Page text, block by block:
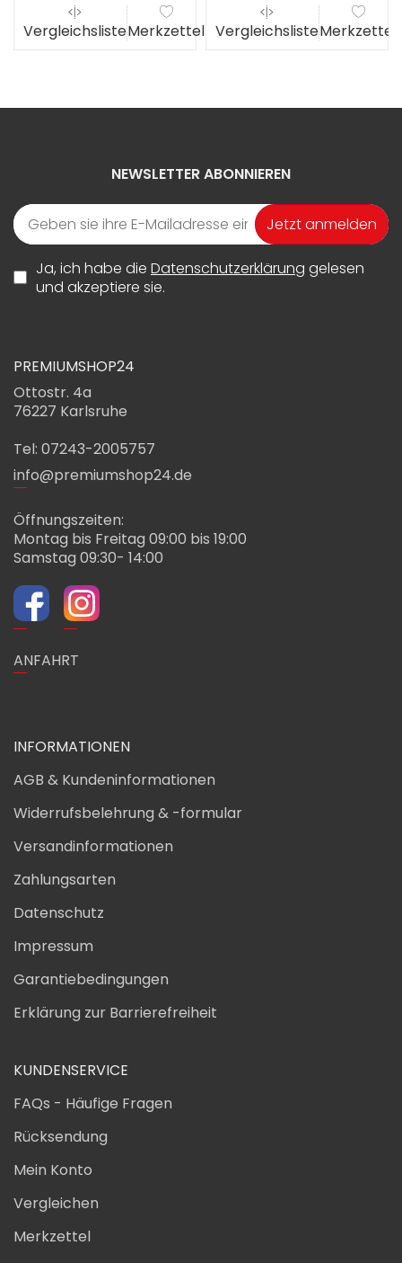
VergleichslisteMerkzettel VergleichslisteMerkzettel
NEWSLETTER ABONNIEREN
Jetzt anmelden
Ja, ich habe die Datenschutzerklärung gelesen
und akzeptiere sie.
PREMIUMSHOP24
Ottostr. 4a
76227 Karlsruhe
Tel: 07243-2005757
info@premiumshop24.de
Öffnungszeiten:
Montag bis Freitag 09:00 bis 19:00
Samstag 09:30- 14:00
ANFAHRT
INFORMATIONEN
AGB & Kundeninformationen
Widerrufsbelehrung & -formular
Versandinformationen
Zahlungsarten
Datenschutz
Impressum
Garantiebedingungen
Erklärung zur Barrierefreiheit
KUNDENSERVICE
FAQs - Häufige Fragen
Rücksendung
Mein Konto
Vergleichen
Merkzettel